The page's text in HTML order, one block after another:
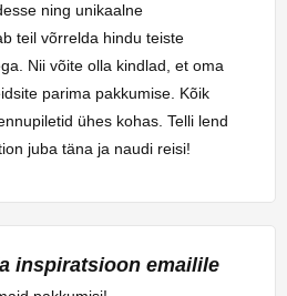
ning unikaalne
teil võrrelda hindu teiste
Nii võite olla kindlad, et oma
parima pakkumise. Kõik
ühes kohas. Telli lend
juba täna ja naudi reisi!
inspiratsioon emailile